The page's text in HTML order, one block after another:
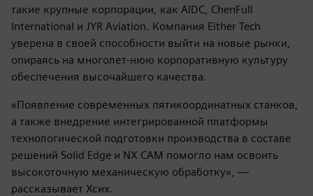
такие крупные корпорации, как AIDC, ChenFull
International и JYR Aviation. Компания Either Tech
уверена в своей способности выйти на новые рынки,
опираясь на многолет-нюю корпоративную культуру
обеспечения высочайшего качества.
«Появление современных пятикоординатных станков,
а также внедрение интегрированной платформы
технологической подготовки производства в составе
решений Solid Edge и NX CAM помогло нам освоить
высокоточную механическую обработку», —
рассказывает Хсих.